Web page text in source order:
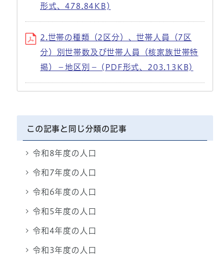
形式、478.84KB)
2.世帯の種類（2区分）、世帯人員（7区
分）別世帯数及び世帯人員（核家族世帯特
掲）－地区別－ (PDF形式、203.13KB)
この記事と同じ分類の記事
令和8年度の人口
令和7年度の人口
令和6年度の人口
令和5年度の人口
令和4年度の人口
令和3年度の人口